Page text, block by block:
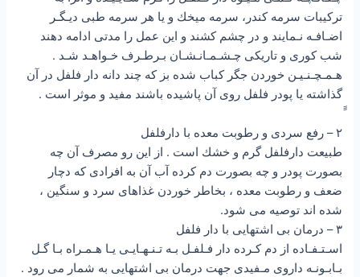
تركيبات سرمه كندر، سرمه ميخك و يا هر سرمه طبى ديـگـر
اضـافـه نـمايند و در چشم كشند و اين عمل را مدتى ادامه دهند
شب كورى و تاريكى چـشـمـانـشـان بـرطـرف خـواهـد شـد .
هـمـچـنـيـن خوردن جگر كباب شده بز كه چند دانه دار فلفل در آن
گذاشته يا پودر فلفل روى آن پاشيده باشند مفيد و موثر است .
۲ – رفع سردى و رطوبت معده با دارفلفل
طبيعت دارفلفل گرم و خشك است . از اين رو مصرف آن چه
بصورت پودر و چه بصورت دم كرده آب آن به افرادى كه دچار
ضعف و رطوبت معده ، بخاطر خوردن غذاهاى سرد و سنگين ،
شده اند توصيه مى شود.
۳ – درمان بى اشتهايى با دار فلفل
اسـتـفـاده از دم كـرده دار فـلفـل بـه تـنـهـايـى يـا هـمـراه بـا گـل
بـابـونـه داروى مـفيدى جهت درمان بى اشتهايى به شمار مى رود .